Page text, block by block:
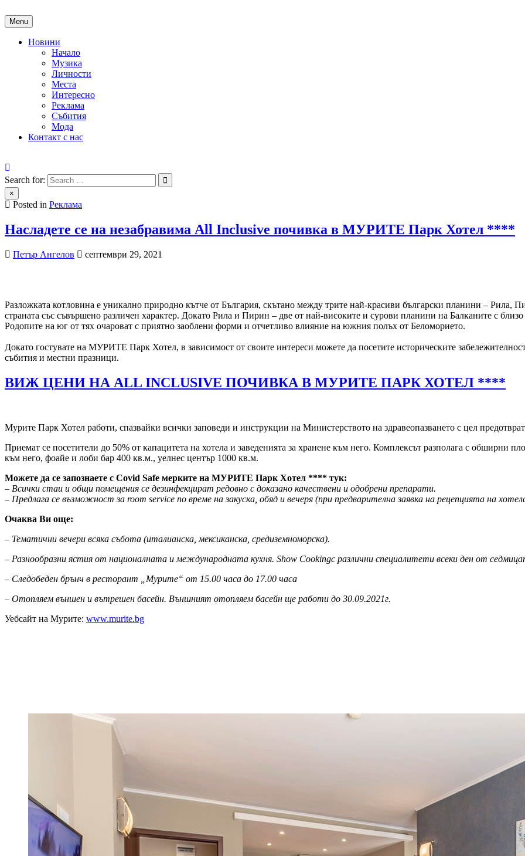
to
content
Menu
Новини
Начало
Музика
Личности
Места
Интересно
Реклама
Събития
Мода
Контакт с нас
People of Bulgaria
За хората на България
Search for:
×
Posted in Реклама
Насладете се на незабравима All Inclusive почивка в МУРИТЕ Парк Хотел ****
Петър Ангелов септември 29, 2021
Разложката котловина е уникално природно кътче от България, скътано между трите най-красиви български планини – Рила,
страната със съвършено различен характер. Докато Рила и Пирин – две от най-високите и сурови планини на Балканите с
Родопите на юг от тях очароват с приятно заоблени форми и отчетливо влияние на южния полъх от Беломорието.
Докато гостувате на МУРИТЕ Парк Хотел, в зависимост от своите интереси можете да посетите историческите
събития и местни празници.
ВИЖ ЦЕНИ НА ALL INCLUSIVE ПОЧИВКА В МУРИТЕ ПАРК ХОТЕЛ ****
Мурите Парк Хотел работи, спазвайки всички заповеди и инструкции на Министерството на здравеопазването с цел
Приемат се посетители до 50% от капацитета на хотела и заведенията за хранене към него. Комплексът разполага с обширни
към него, фоайе и лоби бар 400 кв.м., уелнес център 1000 кв.м.
Можете да се запознаете с Covid Safe мерките на МУРИТЕ Парк Хотел **** тук:
– Всички стаи и общи помещения се дезинфекцират редовно с доказано качествени и одобрени препарати.
– Предлага се възможност за room service по време на закуска, обяд и вечеря (при предварителна заявка на рецепцията на
Очаква Ви още:
– Тематични вечери всяка събота (италианска, мексиканска, средиземноморска).
– Разнообразни ястия от националната и международната кухня. Show Cookingс различни специалитети всеки ден от
– Следобеден брънч в ресторант „Мурите“ от 15.00 часа до 17.00 часа
– Отопляем външен и вътрешен басейн. Външният отопляем басейн ще работи до 30.09.2021г.
Уебсайт на Мурите: www.murite.bg